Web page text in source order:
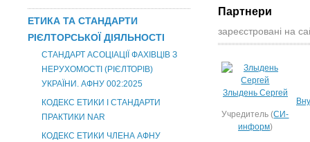
ЕТИКА ТА СТАНДАРТИ
РІЄЛТОРСЬКОЇ ДІЯЛЬНОСТІ
СТАНДАРТ АСОЦІАЦІЇ ФАХІВЦІВ З
НЕРУХОМОСТІ (РІЄЛТОРІВ)
УКРАЇНИ. АФНУ 002:2025
КОДЕКС ЕТИКИ І СТАНДАРТИ
ПРАКТИКИ NAR
КОДЕКС ЕТИКИ ЧЛЕНА АФНУ
Партнери
зареєстровані на
Злыдень Сергей
Учредитель (СИ-
информ)